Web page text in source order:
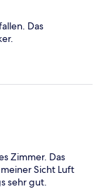
Das
Zimmer. Das
Sicht Luft
sehr gut.